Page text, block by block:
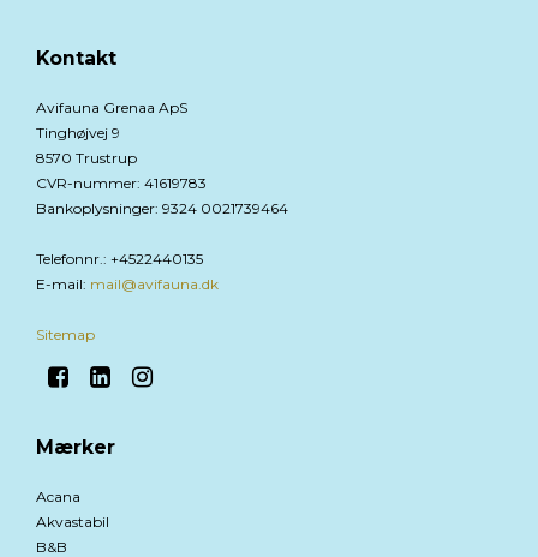
Kontakt
Avifauna Grenaa ApS
Tinghøjvej 9
8570 Trustrup
CVR-nummer: 41619783
Bankoplysninger: 9324 0021739464
Telefonnr. : +4522440135
E-mail: mail@avifauna.dk
Sitemap
Mærker
Acana
Akvastabil
B&B